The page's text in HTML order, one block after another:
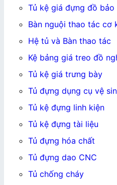
Tủ kệ giá đựng đồ bảo
Bàn nguội thao tác cơ
Hệ tủ và Bàn thao tác
Kệ bảng giá treo đồ
Tủ kệ giá trưng bày
Tủ đựng dụng cụ vệ
Tủ kệ đựng linh kiện
Tủ kệ đựng tài liệu
Tủ đựng hóa chất
Tủ đựng dao CNC
Tủ chống cháy